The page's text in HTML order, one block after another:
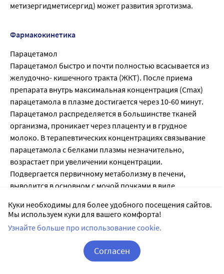
метизергидметисергид) может развития эрготизма.
Фармакокинетика
Парацетамол
Парацетамол быстро и почти полностью всасывается из
желудочно- кишечного тракта (ЖКТ). После приема
препарата внутрь максимальная концентрация (Cmax)
парацетамола в плазме достигается через 10-60 минут.
Парацетамол распределяется в большинстве тканей
организма, проникает через плаценту и в грудное
молоко. В терапевтических концентрациях связывание
парацетамола с белками плазмы незначительно,
возрастает при увеличении концентрации.
Подвергается первичному метаболизму в печени,
выводится в основном с мочой почками в виде
полувыведения (T1/2) составляет 1-3 часа.
Фенирамин
Cmax фенирамина в плазме достигается примерно через
1-2,5 часа. T1/2 фенирамина - 16-19 часов. 70-83 %
принятой дозы выводится из организма с мочой почками
Куки необходимы для более удобного посещения сайтов.
Мы используем куки для вашего комфорта!
Узнайте больше про использование cookie.
Согласен